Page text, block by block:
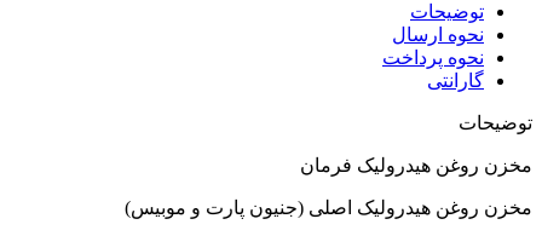
توضیحات
نحوه ارسال
نحوه پرداخت
گارانتی
توضیحات
مخزن روغن هیدرولیک فرمان
مخزن روغن هیدرولیک اصلی (جنیون پارت و موبیس)